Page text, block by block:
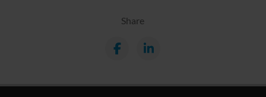
Share